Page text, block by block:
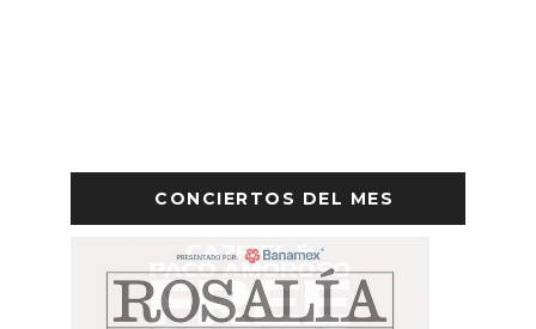
CONCIERTOS DEL MES